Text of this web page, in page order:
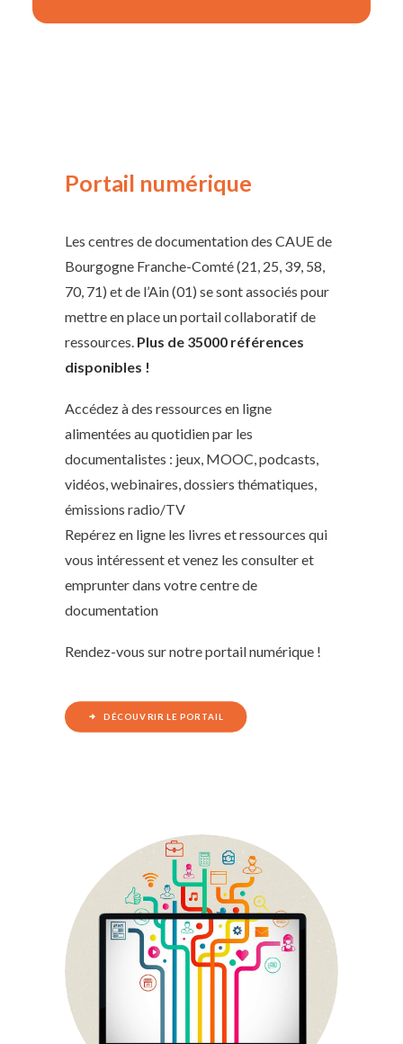
Portail numérique
Les centres de documentation des CAUE de
Bourgogne Franche-Comté (21, 25, 39, 58,
70, 71) et de l’Ain (01) se sont associés pour
mettre en place un portail collaboratif de
ressources. Plus de 35000 références
disponibles !
Accédez à des ressources en ligne
alimentées au quotidien par les
documentalistes : jeux, MOOC, podcasts,
vidéos, webinaires, dossiers thématiques,
émissions radio/TV
Repérez en ligne les livres et ressources qui
vous intéressent et venez les consulter et
emprunter dans votre centre de
documentation
Rendez-vous sur notre portail numérique !
DÉCOUVRIR LE PORTAIL